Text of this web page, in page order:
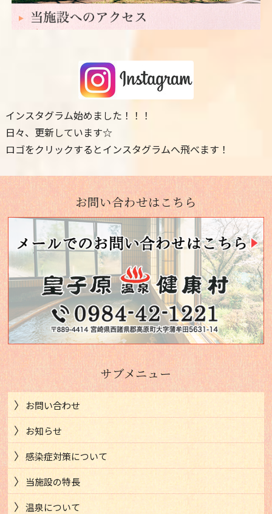
インスタグラム始めました！！！
日々、更新しています☆
ロゴをクリックするとインスタグラムへ飛べます！
お問い合わせはこちら
サブメニュー
お問い合わせ
お知らせ
感染症対策について
当施設の特長
温泉について